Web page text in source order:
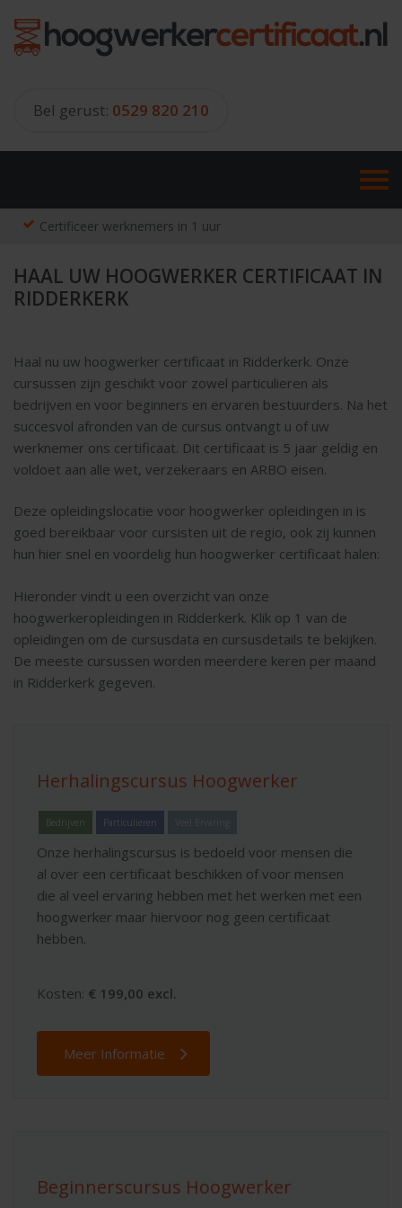
content
Bel gerust: 0529 820 210
Certificeer werknemers in 1 uur
HAAL UW HOOGWERKER CERTIFICAAT IN
RIDDERKERK
Haal nu uw hoogwerker certificaat in Ridderkerk. Onze
cursussen zijn geschikt voor zowel particulieren als
bedrijven en voor beginners en ervaren bestuurders. Na het
succesvol afronden van de cursus ontvangt u of uw
werknemer ons certificaat. Dit certificaat is 5 jaar geldig en
voldoet aan alle wet, verzekeraars en ARBO eisen.
Deze opleidingslocatie voor hoogwerker opleidingen in is
goed bereikbaar voor cursisten uit de regio, ook zij kunnen
hun hier snel en voordelig hun hoogwerker certificaat halen:
Hieronder vindt u een overzicht van onze
hoogwerkeropleidingen in Ridderkerk. Klik op 1 van de
opleidingen om de cursusdata en cursusdetails te bekijken.
De meeste cursussen worden meerdere keren per maand
in Ridderkerk gegeven.
Herhalingscursus Hoogwerker
Bedrijven Particulieren Veel Ervaring
Onze herhalingscursus is bedoeld voor mensen die
al over een certificaat beschikken of voor mensen
die al veel ervaring hebben met het werken met een
hoogwerker maar hiervoor nog geen certificaat
hebben.
Kosten: € 199,00 excl.
Meer Informatie
Beginnerscursus Hoogwerker